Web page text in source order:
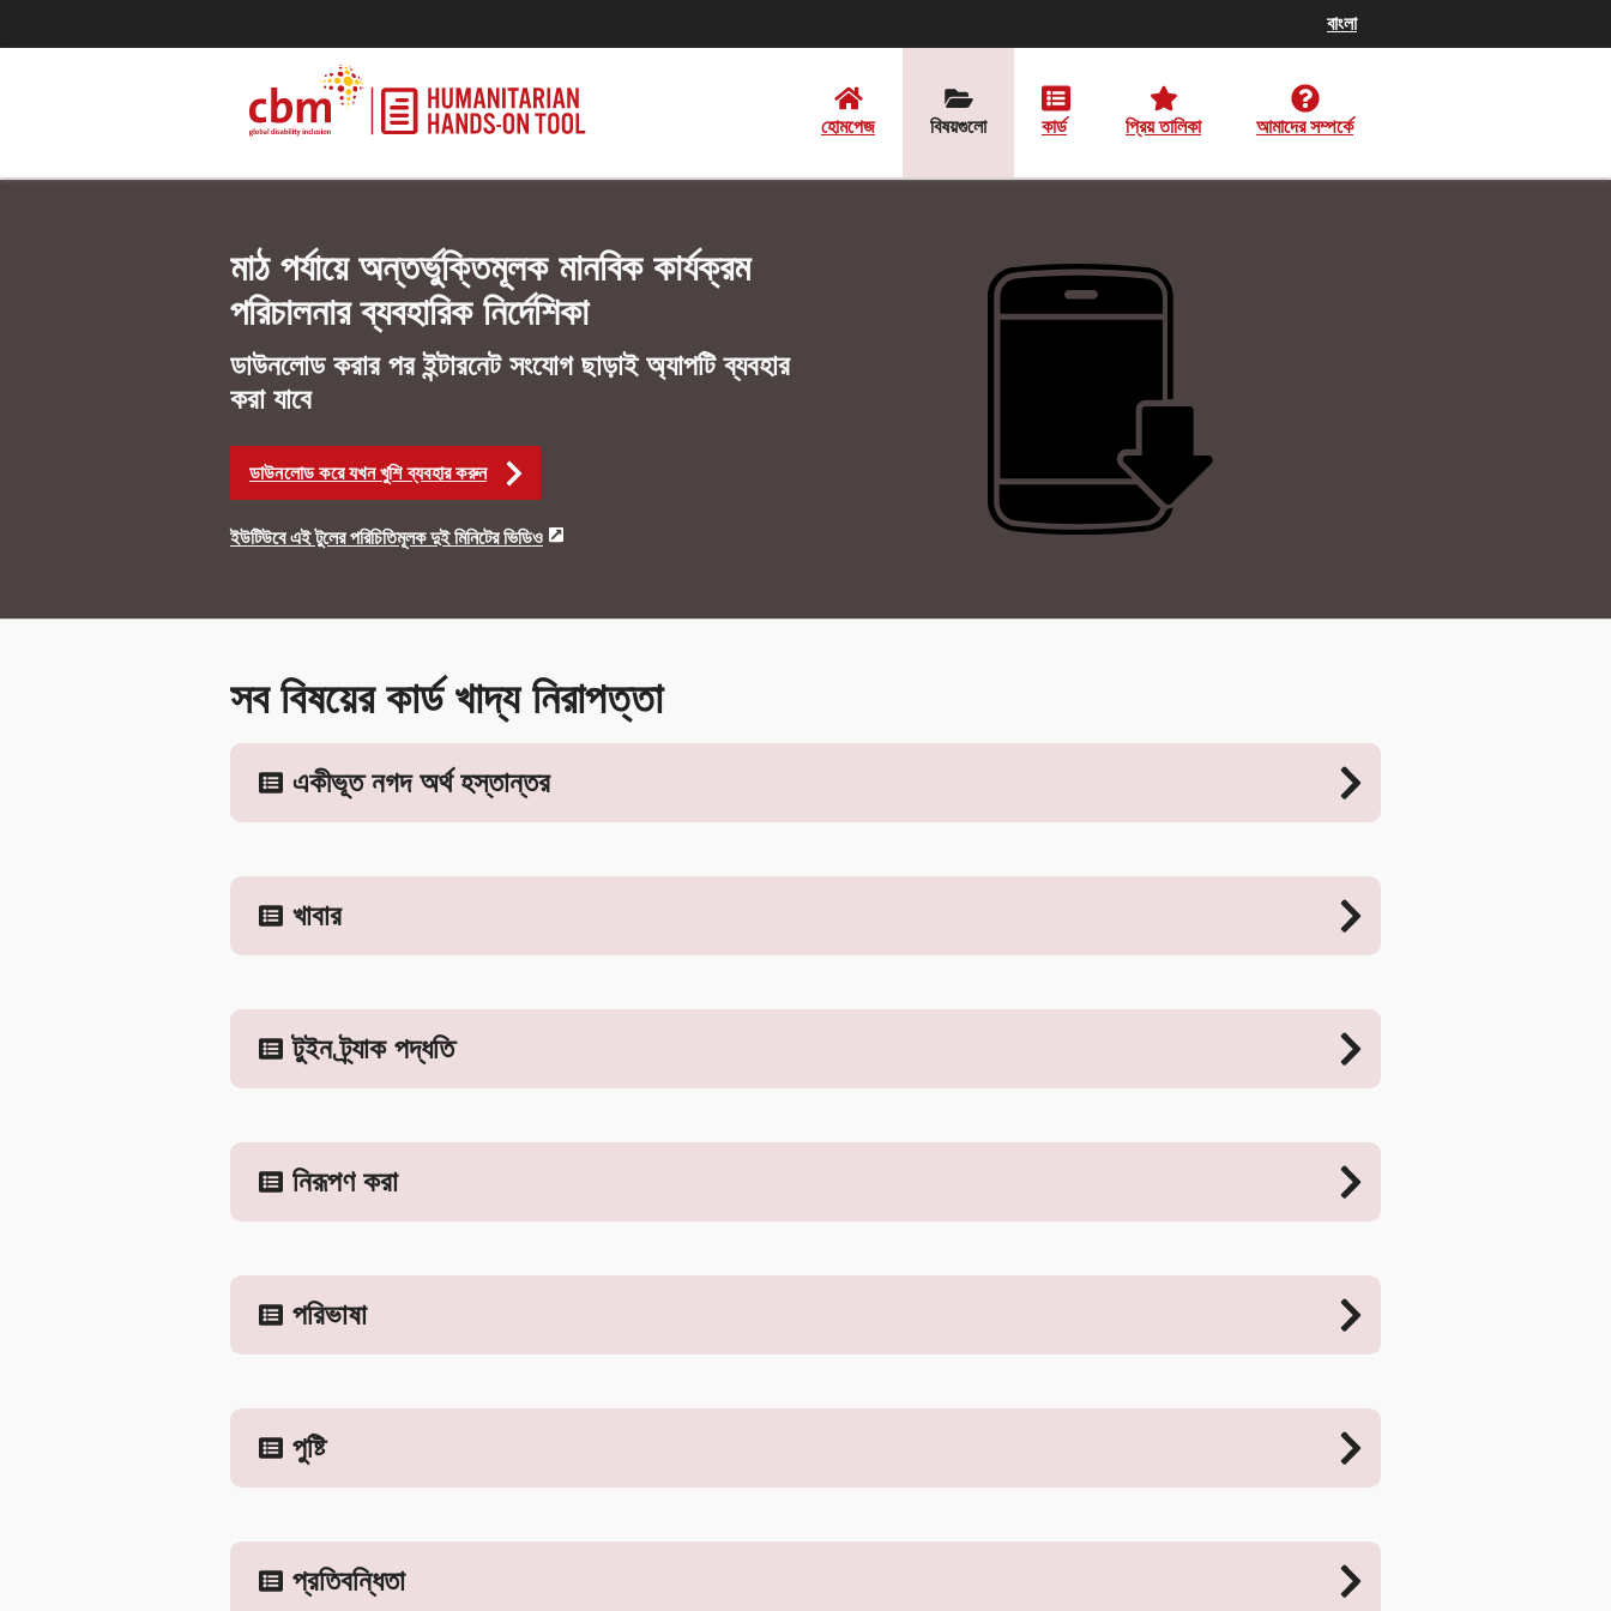
হোমপেজ বিষয়গুলো কার্ড প্রিয় তালিকা আমাদের সম্পর্কে
মাঠ পর্যায়ে অন্তর্ভুক্তিমূলক মানবিক কার্যক্রম
পরিচালনার ব্যবহারিক নির্দেশিকা
ডাউনলোড করার পর ইন্টারনেট সংযোগ ছাড়াই অ্যাপটি ব্যবহার
করা যাবে
ডাউনলোড করে যখন খুশি ব্যবহার করুন
ইউটিউবে এই টুলের পরিচিতিমূলক দুই মিনিটের ভিডিও
বাংলা
সব বিষয়ের কার্ড খাদ্য নিরাপত্তা
একীভূত নগদ অর্থ হস্তান্তর
খাবার
টুইন ট্র্যাক পদ্ধতি
নিরূপণ করা
পরিভাষা
পুষ্টি
প্রতিবন্ধিতা